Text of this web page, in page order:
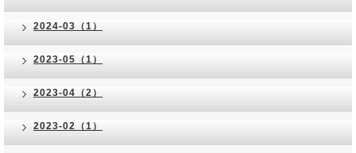
2024-03（1）
2023-05（1）
2023-04（2）
2023-02（1）